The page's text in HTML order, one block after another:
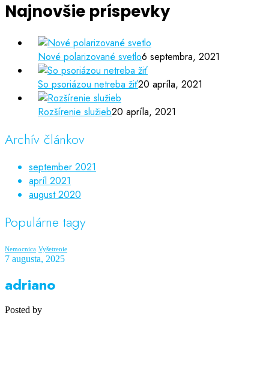
Najnovšie príspevky
Nové polarizované svetlo6 septembra, 2021
So psoriázou netreba žiť20 apríla, 2021
Rozšírenie služieb20 apríla, 2021
Archív článkov
september 2021
apríl 2021
august 2020
Populárne tagy
Nemocnica Vyšetrenie
7 augusta, 2025
adriano
Posted by